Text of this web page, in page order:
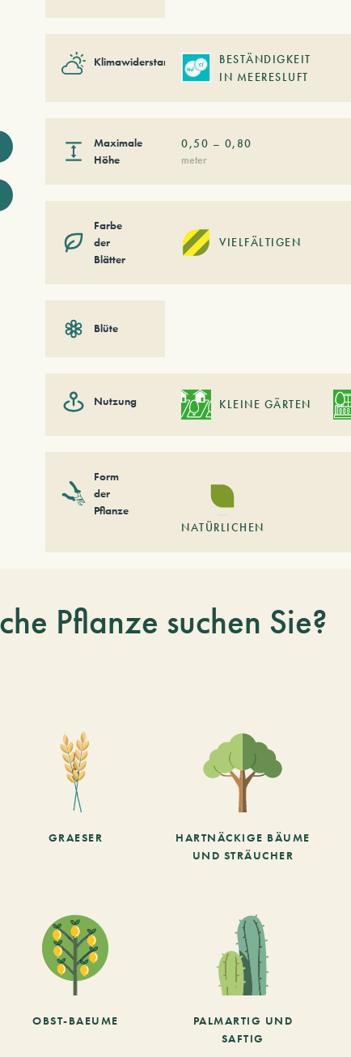
Klimawiderstand
BESTÄNDIGKEIT
IN MEERESLUFT
Maximale
Höhe
0,50 – 0,80
meter
Farbe
der
Blätter
VIELFÄLTIGEN
Blüte
Nutzung KLEINE GÄRTEN
Form
der
Pflanze
NATÜRLICHEN
Pflanze suchen Sie?
GRAESER
HARTNÄCKIGE BÄUME
UND STRÄUCHER
OBST-BAEUME
PALMARTIG UND
SAFTIG